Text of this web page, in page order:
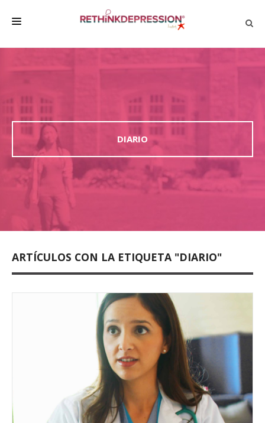
HABLAR CON LOS DEMÁS
BIENESTAR
FAMILIA Y AMIGOS
EMPRESA
DEPRESSÃO SEM RODEIOS
DIARIO
ARTÍCULOS CON LA ETIQUETA "DIARIO"